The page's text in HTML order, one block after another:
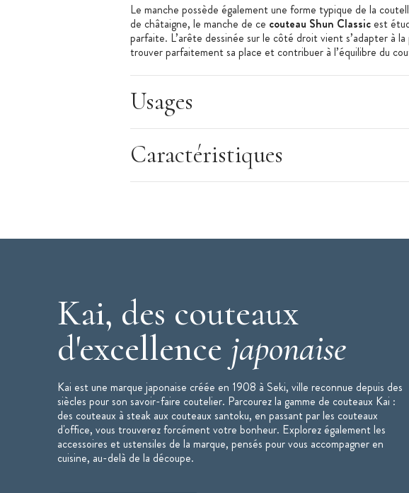
Le manche possède également une forme typique de la
de châtaigne, le manche de ce couteau Shun Classicest
parfaite. L’arête dessinée sur le côté droit vient s’adapter à la
trouver parfaitement sa place et contribuer à l’équilibre du
qualité qui préservent la matière contre l’humidité.
La lame légèrement incurvée permet de hacher et ciseler,
Alliant choix des matériaux, exigence de l’esthétique, travail
couteau universelest en cuisine comme le prolongement de
Couteau fait main au Japon
Caractéristiques du Couteau de Cuisine
Couteau Japonais
Couteau Universel
Lame : 15 cm
Dureté HRC : 61
Lame : droitier
Poignée : 10,4 cm
Manche en bois Pakka Noir
Usages
Caractéristiques
Kai, des couteaux
d'excellence japonaise
Kai est une marque japonaise créée en 1908 à Seki, ville reconnue depuis des
siècles pour son savoir-faire coutelier. Parcourez la gamme de couteaux Kai :
des couteaux à steak aux couteaux santoku, en passant par les couteaux
d'office, vous trouverez forcément votre bonheur. Explorez également les
accessoires et ustensiles de la marque, pensés pour vous accompagner en
cuisine, au-delà de la découpe.